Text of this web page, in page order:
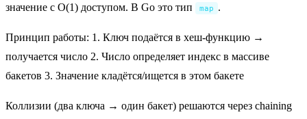
значение с O(1) доступом. В Go это тип
map .
Принцип работы: 1. Ключ подаётся в хеш-функцию →
получается число 2. Число определяет индекс в массиве
бакетов 3. Значение кладётся/ищется в этом бакете
Коллизии (два ключа → один бакет) решаются через chaining